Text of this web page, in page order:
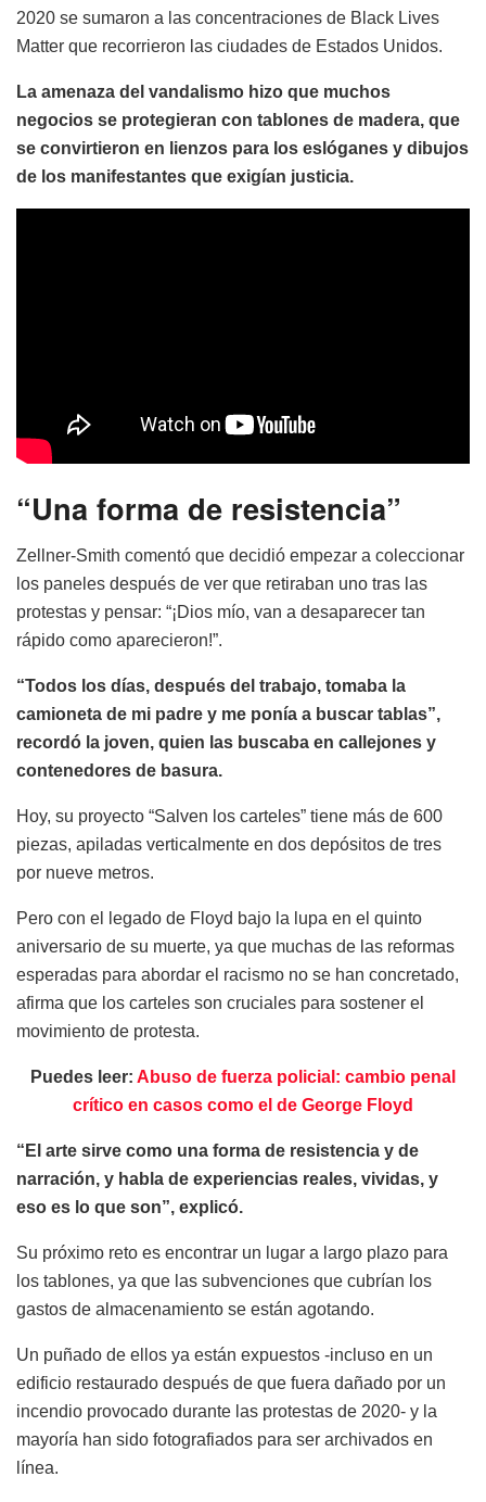
2020 se sumaron a las concentraciones de Black Lives
Matter que recorrieron las ciudades de Estados Unidos.
La amenaza del vandalismo hizo que muchos
negocios se protegieran con tablones de madera, que
se convirtieron en lienzos para los eslóganes y dibujos
de los manifestantes que exigían justicia.
“Una forma de resistencia”
Zellner-Smith comentó que decidió empezar a coleccionar
los paneles después de ver que retiraban uno tras las
protestas y pensar: “¡Dios mío, van a desaparecer tan
rápido como aparecieron!”.
“Todos los días, después del trabajo, tomaba la
camioneta de mi padre y me ponía a buscar tablas”,
recordó la joven, quien las buscaba en callejones y
contenedores de basura.
Hoy, su proyecto “Salven los carteles” tiene más de 600
piezas, apiladas verticalmente en dos depósitos de tres
por nueve metros.
Pero con el legado de Floyd bajo la lupa en el quinto
aniversario de su muerte, ya que muchas de las reformas
esperadas para abordar el racismo no se han concretado,
afirma que los carteles son cruciales para sostener el
movimiento de protesta.
Puedes leer: Abuso de fuerza policial: cambio penal
crítico en casos como el de George Floyd
“El arte sirve como una forma de resistencia y de
narración, y habla de experiencias reales, vividas, y
eso es lo que son”, explicó.
Su próximo reto es encontrar un lugar a largo plazo para
los tablones, ya que las subvenciones que cubrían los
gastos de almacenamiento se están agotando.
Un puñado de ellos ya están expuestos -incluso en un
edificio restaurado después de que fuera dañado por un
incendio provocado durante las protestas de 2020- y la
mayoría han sido fotografiados para ser archivados en
línea.